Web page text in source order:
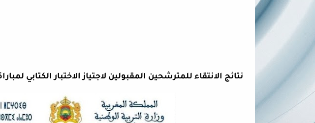
نتائج الانتقاء للمترشحين المقبولين لاجتياز الاختبار الكتابي لمباراة